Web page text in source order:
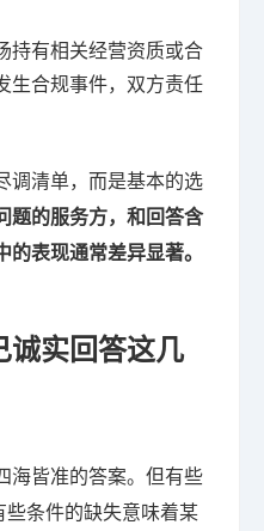
持有相关经营资质或合
生合规事件，双方责任
调清单，而是基本的选
题的服务方，和回答含
表现通常差异显著。
诚实回答这几
海皆准的答案。但有些
条件的缺失意味着某